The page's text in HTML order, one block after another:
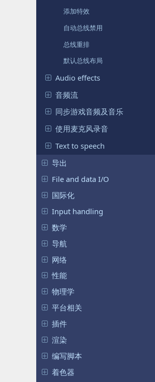
添加特效
自动总线禁用
总线重排
默认总线布局
Audio effects
音频流
同步游戏音频及音乐
使用麦克风录音
Text to speech
导出
File and data I/O
国际化
Input handling
数学
导航
网络
性能
物理学
平台相关
插件
渲染
编写脚本
着色器